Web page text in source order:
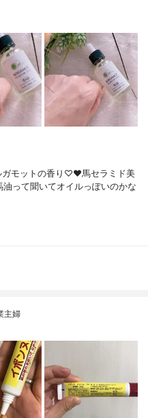
ガモットの香り♡♥︎馬セラミド美
って聞いてオイルっぽいのかな
主婦